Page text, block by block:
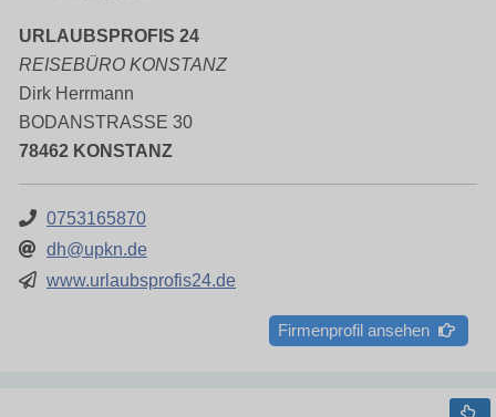
URLAUBSPROFIS 24
REISEBÜRO KONSTANZ
Dirk Herrmann
BODANSTRASSE 30
78462 KONSTANZ
0753165870
dh@upkn.de
www.urlaubsprofis24.de
Firmenprofil ansehen